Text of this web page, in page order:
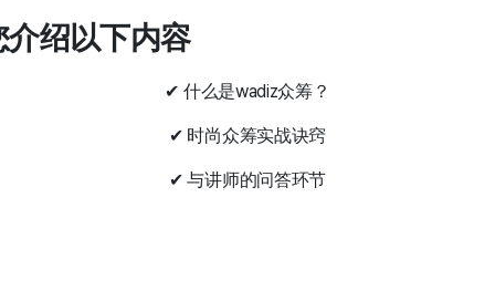
绍以下内容
✔ 什么是wadiz众筹？
✔ 时尚众筹实战诀窍
✔ 与讲师的问答环节